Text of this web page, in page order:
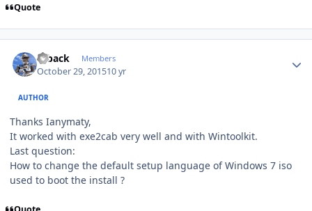
Quote
ryback Members
October 29, 201510 yr
AUTHOR
Thanks Ianymaty,
It worked with exe2cab very well and with Wintoolkit.
Last question:
How to change the default setup language of Windows 7 iso
used to boot the install ?